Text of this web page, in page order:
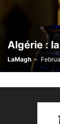
Algérie :
LaMagh -